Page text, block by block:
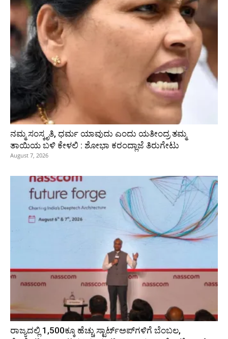
ನಮ್ಮ ಸಂಸ್ಕೃತಿ, ಧರ್ಮ ಯಾವುದು ಎಂದು ಯತೀಂದ್ರ ತಮ್ಮ
ತಾಯಿಯ ಬಳಿ ಕೇಳಲಿ : ಶೋಭಾ ಕರಂದ್ಲಾಜೆ ತಿರುಗೇಟು
August 7, 2026
ರಾಜ್ಯದಲ್ಲಿ 1,500ಕ್ಕೂ ಹೆಚ್ಚು ಸ್ಟಾರ್ಟ್‌ಅಪ್‌ಗಳಿಗೆ ಬೆಂಬಲ,